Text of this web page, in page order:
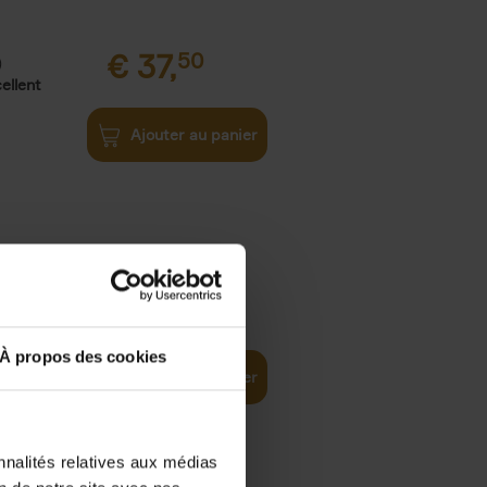
À propos des cookies
relatives aux médias
€ 37,50
Ajouter au panier
world 29,99
Ajouter au panier